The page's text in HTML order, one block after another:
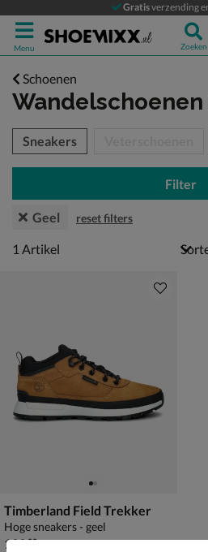
Gratisverzending
Menu Zoeken
Schoenen
Wandelschoenen
over
Sneakers
Filter
Geel reset filters
1 artikel
1 Artikel
Timberland Field Trekker
Hoge sneakers - geel
€ 139,99
139,99